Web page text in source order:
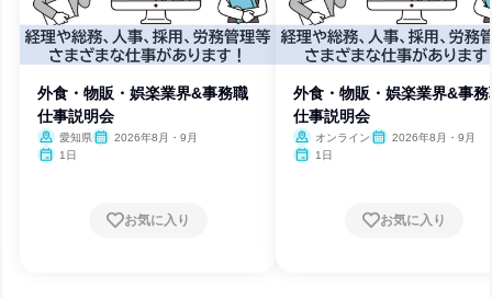
外食・物販・娯楽業界&事務職
仕事説明会
愛知県
2026年8月・9月
1日
お気に入り
外食・物販・娯楽業界&事務
仕事説明会
オンライン
2026年8月・9月
1日
お気に入り